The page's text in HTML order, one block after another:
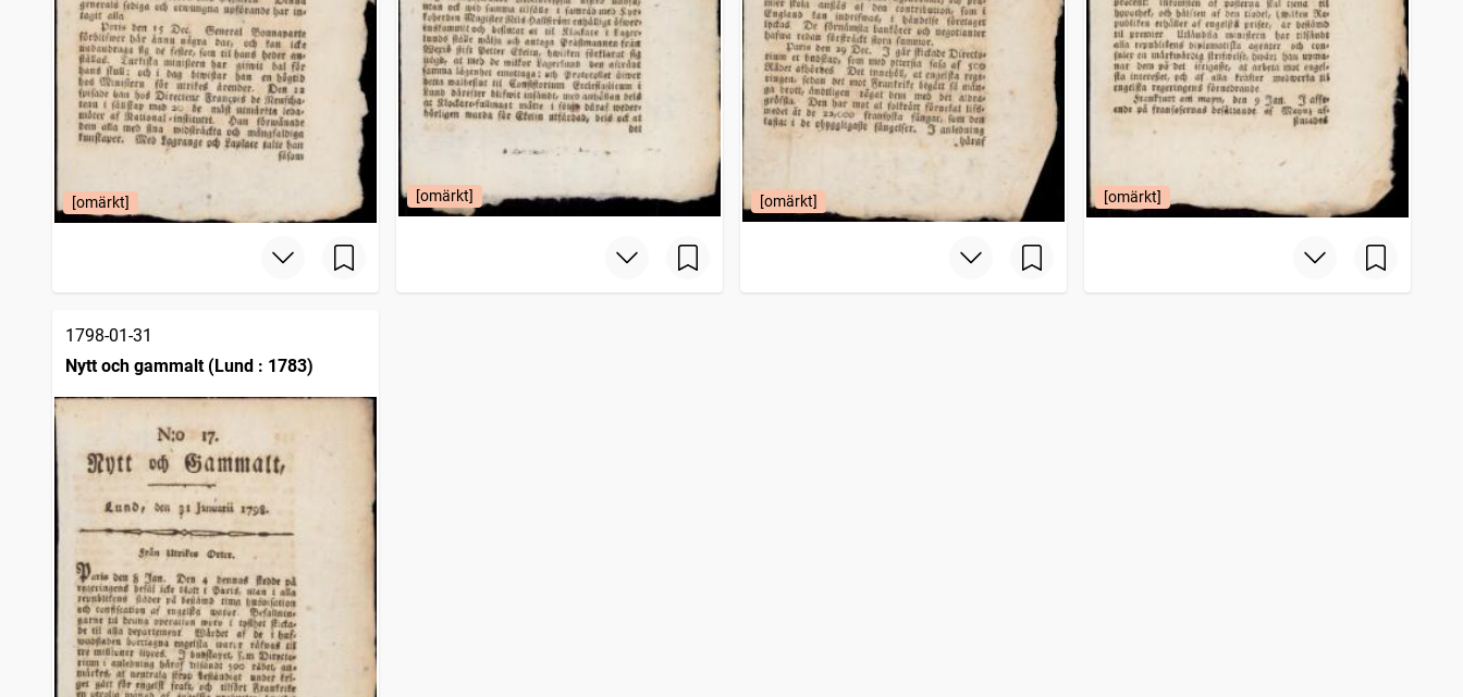
[omärkt] [omärkt] [omärkt] [omärkt]
1798-01-31
Nytt och gammalt (Lund : 1783)